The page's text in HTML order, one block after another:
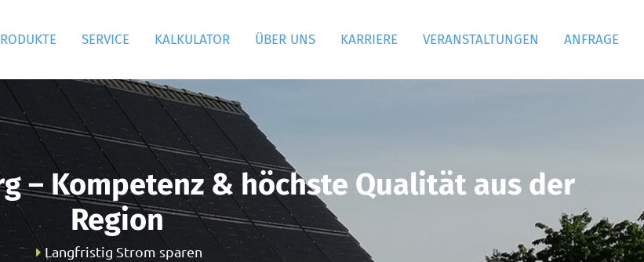
SERVICE KALKULATOR ÜBER UNS KARRIERE VERANSTALTUNGEN ANFRAGE
– Kompetenz & höchste Qualität aus der
Region
Langfristig Strom sparen